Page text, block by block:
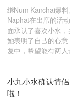
继Num Kanchai爆
Naphat在出席的活
面承认了喜欢小水
她表明了自己的心
复中，希望能有两人
小九小水确认情
啦！